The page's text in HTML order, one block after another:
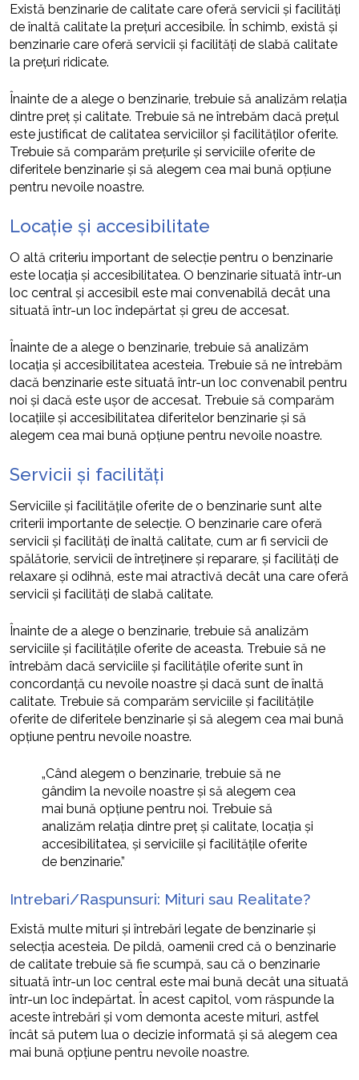
Există benzinarie de calitate care oferă servicii și facilități
de înaltă calitate la prețuri accesibile. În schimb, există și
benzinarie care oferă servicii și facilități de slabă calitate
la prețuri ridicate.
Înainte de a alege o benzinarie, trebuie să analizăm relația
dintre preț și calitate. Trebuie să ne întrebăm dacă prețul
este justificat de calitatea serviciilor și facilităților oferite.
Trebuie să comparăm prețurile și serviciile oferite de
diferitele benzinarie și să alegem cea mai bună opțiune
pentru nevoile noastre.
Locație și accesibilitate
O altă criteriu important de selecție pentru o benzinarie
este locația și accesibilitatea. O benzinarie situată într-un
loc central și accesibil este mai convenabilă decât una
situată într-un loc îndepărtat și greu de accesat.
Înainte de a alege o benzinarie, trebuie să analizăm
locația și accesibilitatea acesteia. Trebuie să ne întrebăm
dacă benzinarie este situată într-un loc convenabil pentru
noi și dacă este ușor de accesat. Trebuie să comparăm
locațiile și accesibilitatea diferitelor benzinarie și să
alegem cea mai bună opțiune pentru nevoile noastre.
Servicii și facilități
Serviciile și facilitățile oferite de o benzinarie sunt alte
criterii importante de selecție. O benzinarie care oferă
servicii și facilități de înaltă calitate, cum ar fi servicii de
spălătorie, servicii de întreținere și reparare, și facilități de
relaxare și odihnă, este mai atractivă decât una care oferă
servicii și facilități de slabă calitate.
Înainte de a alege o benzinarie, trebuie să analizăm
serviciile și facilitățile oferite de aceasta. Trebuie să ne
întrebăm dacă serviciile și facilitățile oferite sunt în
concordanță cu nevoile noastre și dacă sunt de înaltă
calitate. Trebuie să comparăm serviciile și facilitățile
oferite de diferitele benzinarie și să alegem cea mai bună
opțiune pentru nevoile noastre.
„Când alegem o benzinarie, trebuie să ne
gândim la nevoile noastre și să alegem cea
mai bună opțiune pentru noi. Trebuie să
analizăm relația dintre preț și calitate, locația și
accesibilitatea, și serviciile și facilitățile oferite
de benzinarie.”
Intrebari/Raspunsuri: Mituri sau Realitate?
Există multe mituri și întrebări legate de benzinarie și
selecția acesteia. De pildă, oamenii cred că o benzinarie
de calitate trebuie să fie scumpă, sau că o benzinarie
situată într-un loc central este mai bună decât una situată
într-un loc îndepărtat. În acest capitol, vom răspunde la
aceste întrebări și vom demonta aceste mituri, astfel
încât să putem lua o decizie informată și să alegem cea
mai bună opțiune pentru nevoile noastre.